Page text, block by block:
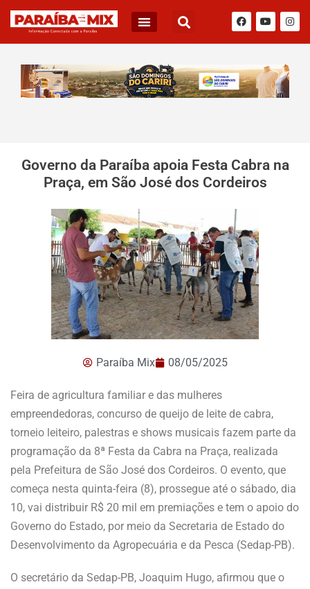
Governo da Paraíba apoia Festa Cabra na
Praça, em São José dos Cordeiros
Paraíba Mix 08/05/2025
Feira de agricultura familiar e das mulheres
empreendedoras, concurso de queijo de leite de cabra,
torneio leiteiro, palestras e shows musicais fazem parte da
programação da 8ª Festa da Cabra na Praça, realizada
pela Prefeitura de São José dos Cordeiros. O evento, que
começa nesta quinta-feira (8), prossegue até o sábado, dia
10, vai distribuir R$ 20 mil em premiações e tem o apoio do
Governo do Estado, por meio da Secretaria de Estado do
Desenvolvimento da Agropecuária e da Pesca (Sedap-PB).
O secretário da Sedap-PB, Joaquim Hugo, afirmou que o